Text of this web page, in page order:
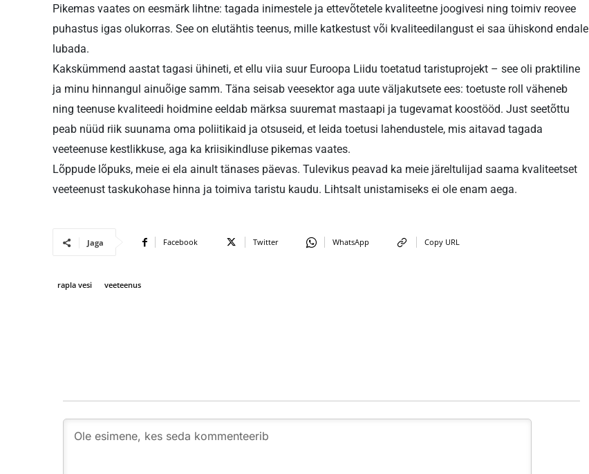
Pikemas vaates on eesmärk lihtne: tagada inimestele ja ettevõtetele kvaliteetne joogivesi ning toimiv reovee
puhastus igas olukorras. See on elutähtis teenus, mille katkestust või kvaliteedilangust ei saa ühiskond endale
lubada.
Kakskümmend aastat tagasi ühineti, et ellu viia suur Euroopa Liidu toetatud taristuprojekt – see oli praktiline
ja minu hinnangul ainuõige samm. Täna seisab veesektor aga uute väljakutsete ees: toetuste roll väheneb
ning teenuse kvaliteedi hoidmine eeldab märksa suuremat mastaapi ja tugevamat koostööd. Just seetõttu
peab nüüd riik suunama oma poliitikaid ja otsuseid, et leida toetusi lahendustele, mis aitavad tagada
veeteenuse kestlikkuse, aga ka kriisikindluse pikemas vaates.
Lõppude lõpuks, meie ei ela ainult tänases päevas. Tulevikus peavad ka meie järeltulijad saama kvaliteetset
veeteenust taskukohase hinna ja toimiva taristu kaudu. Lihtsalt unistamiseks ei ole enam aega.
Jaga Facebook Twitter WhatsApp Copy URL
rapla vesi veeteenus